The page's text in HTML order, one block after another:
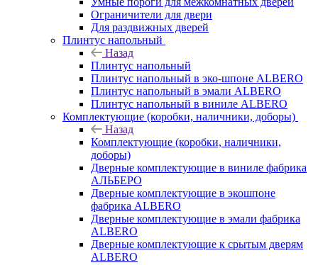
Ограничители для двери
Для раздвижных дверей
Плинтус напольный
Назад
Плинтус напольный
Плинтус напольный в эко-шпоне ALBERO
Плинтус напольный в эмали ALBERO
Плинтус напольный в виниле ALBERO
Комплектующие (коробки, наличники, доборы)
Назад
Комплектующие (коробки, наличники,
доборы)
Дверные комплектующие в виниле фабрика
АЛЬБЕРО
Дверные комплектующие в экошпоне
фабрика ALBERO
Дверные комплектующие в эмали фабрика
ALBERO
Дверные комплектующие к срытым дверям
ALBERO